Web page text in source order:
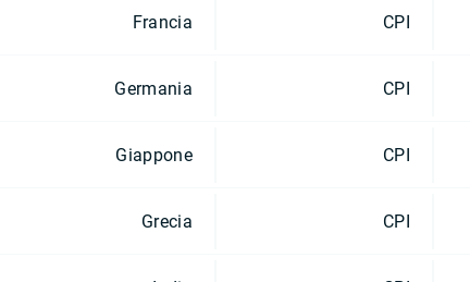
Francia CPI
Germania CPI
Giappone CPI
Grecia CPI